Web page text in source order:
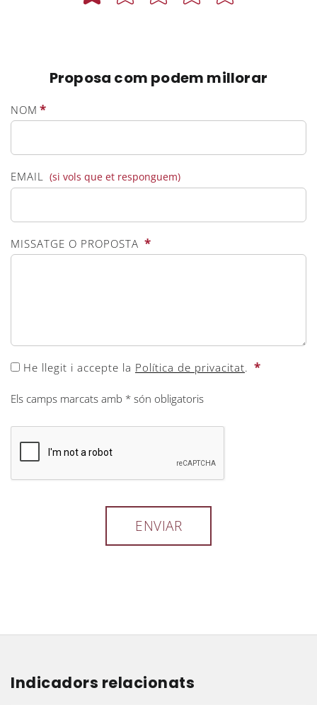
Proposa com podem millorar
NOM *
EMAIL (si vols que et responguem)
MISSATGE O PROPOSTA *
He llegit i accepte la Política de privacitat. *
Els camps marcats amb * són obligatoris
Indicadors relacionats